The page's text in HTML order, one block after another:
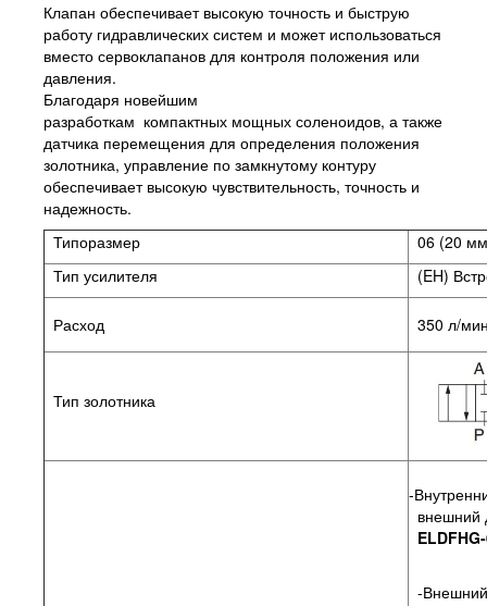
Клапан обеспечивает высокую точность и быструю
работу гидравлических систем и может использоваться
вместо сервоклапанов для контроля положения или
давления.
Благодаря новейшим
разработкам компактных мощных соленоидов, а также
датчика перемещения для определения положения
золотника, управление по замкнутому контуру
обеспечивает высокую чувствительность, точность и
надежность.
Типоразмер
06 (20
Тип усилителя
(EH)
Расход 350 л/
Тип золотника
-
внешний
-